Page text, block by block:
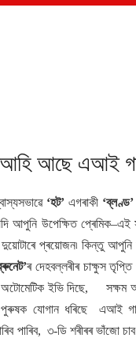
আহি আছে এআই
‘হট’এগৰাকী ‘ব্লণ্ড’
আপুনি উপেক্ষিত প্ৰেমিক–এই
প্ৰয়োজন৷ কিন্তু আপুনি
ৰ দেহবল্লৰীৰ চাক্ষুস
অটোমেটিক ইভি দিছে, সক্ষম
যোগান ধৰিছে এআই
পাৰিব, ৩-ডি শৰীৰৰ ভাঁজো